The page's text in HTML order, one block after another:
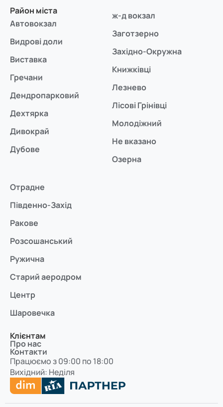
Район міста
Автовокзал
Видрові доли
Виставка
Гречани
Дендропарковий
Дехтярка
Дивокрай
Дубове
ж-д вокзал
Заготзерно
Західно-Окружна
Книжківці
Лезнево
Лісові Грінівці
Молодіжний
Не вказано
Озерна
Отрадне
Південно-Захід
Ракове
Розсошанський
Ружична
Старий аеродром
Центр
Шаровечка
Клієнтам
Про нас
Контакти
Працюємо з 09:00 по 18:00
Вихідний: Неділя